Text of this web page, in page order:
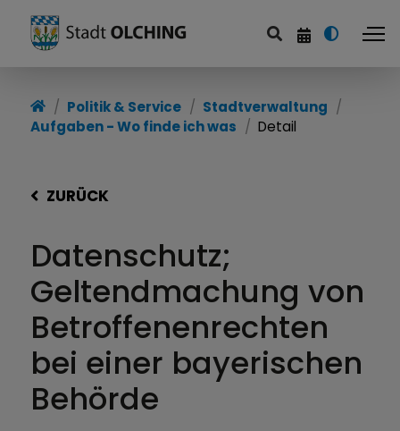
Politik & Service
Stadtverwaltung
Aufgaben - Wo finde ich was
Detail
ZURÜCK
Datenschutz;
Geltendmachung von
Betroffenenrechten
bei einer bayerischen
Behörde